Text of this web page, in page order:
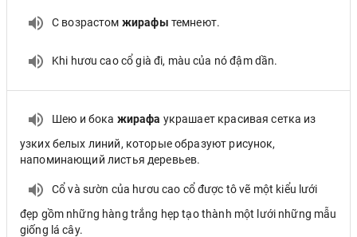
С возрастом жирафы темнеют.
Khi hươu cao cổ già đi, màu của nó đậm dần.
Шею и бока жирафа украшает красивая сетка из
узких белых линий, которые образуют рисунок,
напоминающий листья деревьев.
Cổ và sườn của hươu cao cổ được tô vẽ một kiểu lưới
đẹp gồm những hàng trắng hẹp tạo thành một lưới những mẫu
giống lá cây.